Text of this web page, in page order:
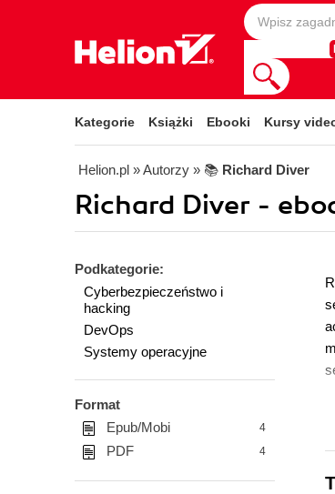
Kategorie Książki Ebooki Kursy
Helion.pl » Autorzy » 📚 Richard Diver
Richard Diver -
Podkategorie:
Cyberbezpieczeństwo i
hacking
DevOps
Systemy operacyjne
Format
Epub/Mobi
4
PDF 4